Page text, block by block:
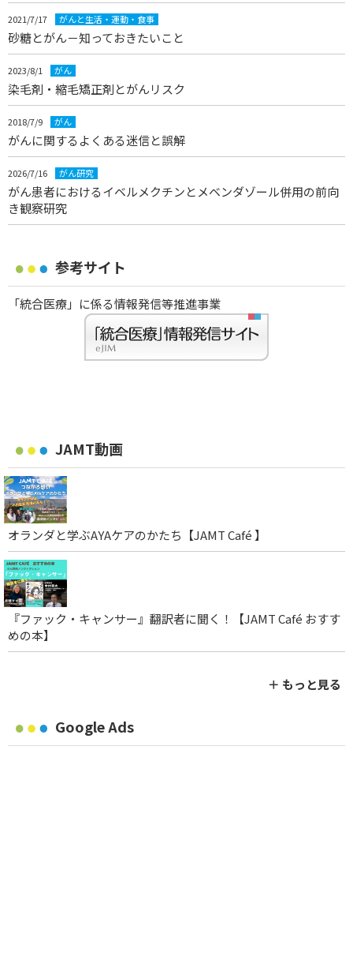
2021/7/17 がんと生活・運動・食事
砂糖とがん－知っておきたいこと
2023/8/1 がん
染毛剤・縮毛矯正剤とがんリスク
2018/7/9 がん
がんに関するよくある迷信と誤解
2026/7/16 がん研究
がん患者におけるイベルメクチンとメベンダゾール併用の前向
き観察研究
参考サイト
「統合医療」に係る情報発信等推進事業
JAMT動画
オランダと学ぶAYAケアのかたち【JAMT Café 】
『ファック・キャンサー』翻訳者に聞く！【JAMT Café おすす
めの本】
＋ もっと見る
Google Ads